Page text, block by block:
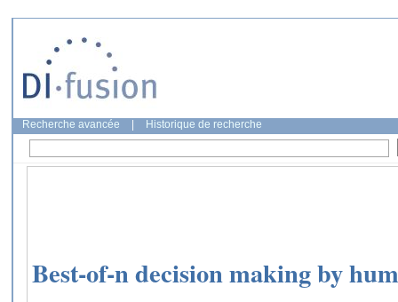
Recherche avancée Historique de recherche
Best-of-n decision making by